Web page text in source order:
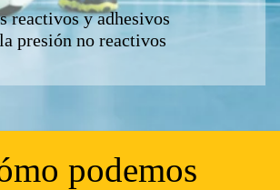
reactivos y adhesivos
presión no reactivos
podemos